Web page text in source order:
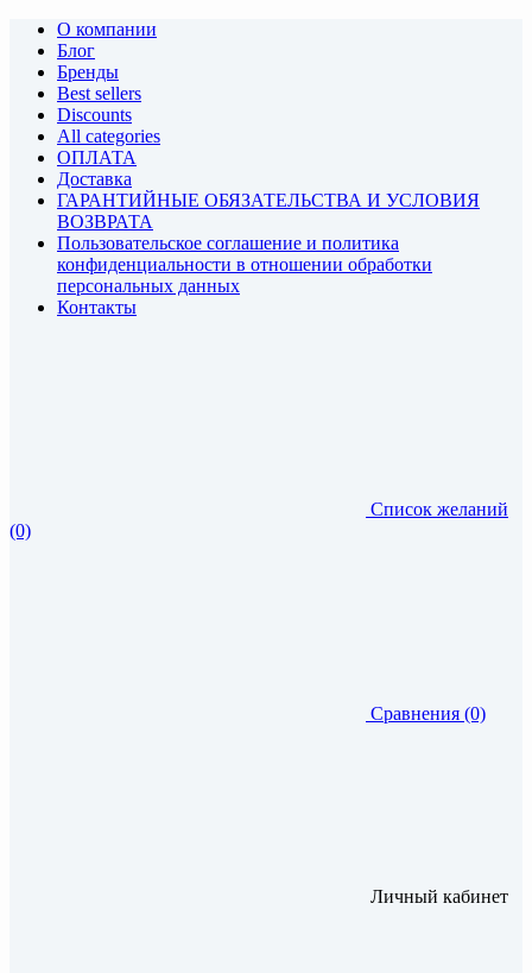
О компании
Блог
Бренды
Best sellers
Discounts
All categories
ОПЛАТА
Доставка
ГАРАНТИЙНЫЕ ОБЯЗАТЕЛЬСТВА И УСЛОВИЯ
ВОЗВРАТА
Пользовательское соглашение и политика
конфиденциальности в отношении обработки
персональных данных
Контакты
Список желаний
(0)
Сравнения (0)
Личный кабинет